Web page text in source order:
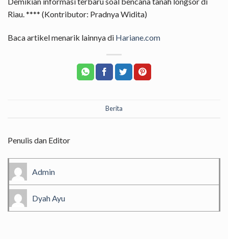
Riau. **** (Kontributor: Pradnya Widita)
Baca artikel menarik lainnya di Hariane.com
Berita
Penulis dan Editor
Admin
Dyah Ayu